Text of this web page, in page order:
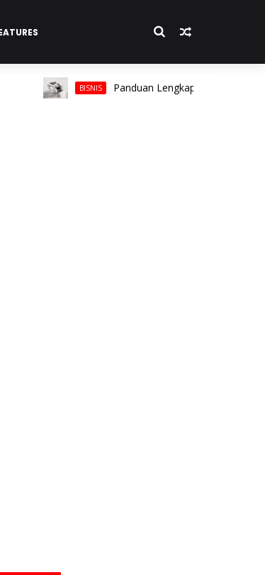
BISNIS Panduan Lengkap Memilih Cincin Pria